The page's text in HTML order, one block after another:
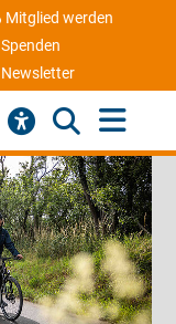
Mitglied werden
Spenden
Newsletter